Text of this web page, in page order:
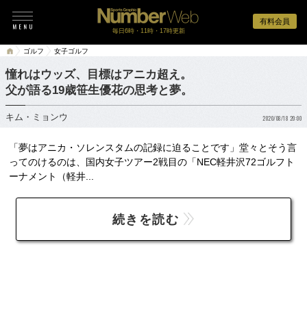
有料会員
毎日6時・11時・17時更新
ゴルフ 女子ゴルフ
憧れはウッズ、目標はアニカ超え。
父が語る19歳笹生優花の思考と夢。
キム・ミョンウ 2020/08/18 20:00
「夢はアニカ・ソレンスタムの記録に迫ることです」堂々とそう言
ってのけるのは、国内女子ツアー2戦目の「NEC軽井沢72ゴルフト
ーナメント（軽井...
続きを読む